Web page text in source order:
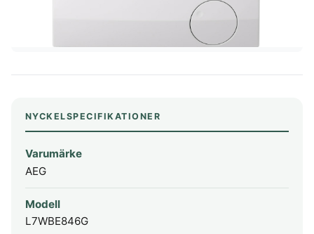
NYCKELSPECIFIKATIONER
Varumärke
AEG
Modell
L7WBE846G